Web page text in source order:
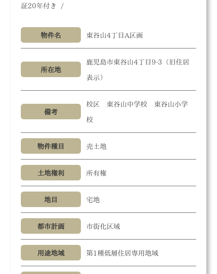
証20年付き /
物件名 東谷山4丁目A区画
所在地
鹿児島市東谷山4丁目9-3（旧住居
表示）
備考
校区 東谷山中学校 東谷山小学
校
物件種目 売土地
土地権利 所有権
地目 宅地
都市計画 市街化区域
用途地域 第1種低層住居専用地域